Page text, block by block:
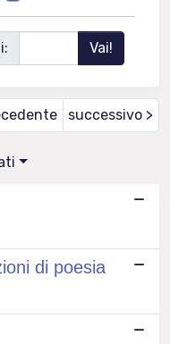
successivo >
di poesia